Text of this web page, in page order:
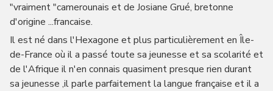
"vraiment "camerounais et de Josiane Grué, bretonne
d'origine ...francaise.
Il est né dans l'Hexagone et plus particulièrement en Île-
de-France où il a passé toute sa jeunesse et sa scolarité et
de l'Afrique il n'en connais quasiment presque rien durant
sa jeunesse ,il parle parfaitement la langue française et il a